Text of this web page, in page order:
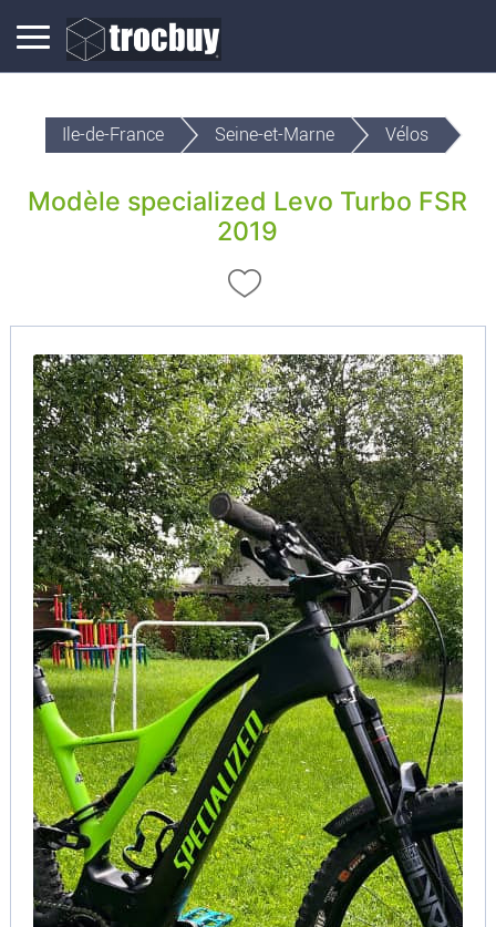
Ile-de-France Seine-et-Marne Vélos
Modèle specialized Levo Turbo FSR
2019